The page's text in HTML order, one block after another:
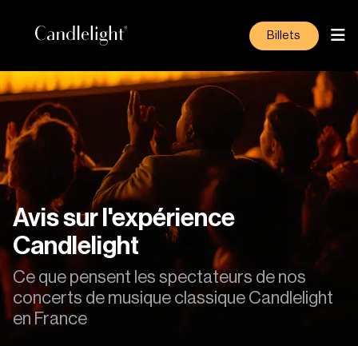
Billets
Avis sur l'expérience
Candlelight
Ce que pensent les spectateurs de nos
concerts de musique classique Candlelight
en France